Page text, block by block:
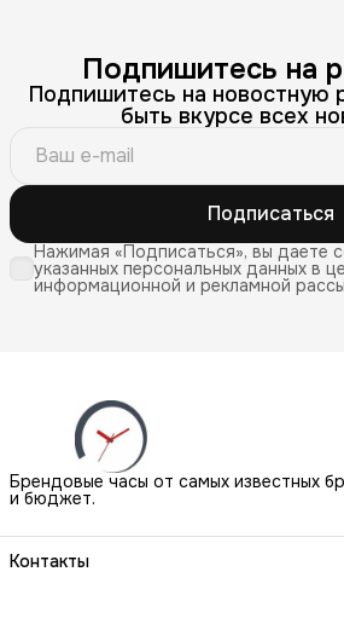
Подпишитесь на
Подпишитесь на новостную
быть вкурсе всех
Подписаться
Нажимая «Подписаться», вы даете
указанных персональных данных в
информационной и рекламной
Брендовые часы от самых известных
и бюджет.
Контакты